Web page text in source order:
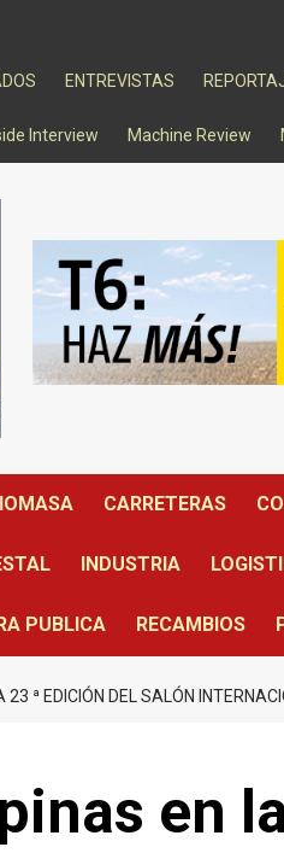
ENTREVISTAS
Interview Machine Review
CARRETERAS
INDUSTRIA
PUBLICA RECAMBIOS
ª EDICIÓN DEL SALÓN
en